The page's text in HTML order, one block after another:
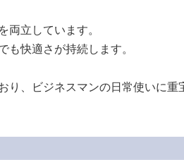
立しています。
快適さが持続します。
り、ビジネスマンの日常使いに重